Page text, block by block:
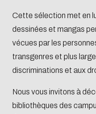
support
Atelier de la
donnée
DATALystE
Cette sélection met en
dessinées et mangas
vécues par les
transgenres et plus
discriminations et aux
Nous vous invitons à
bibliothèques des